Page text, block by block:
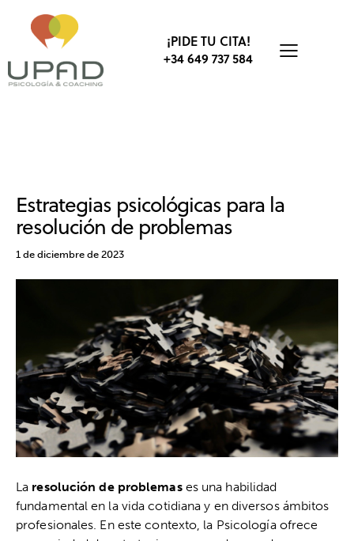
¡PIDE TU CITA!
+34 649 737 584
Estrategias psicológicas para la
resolución de problemas
1 de diciembre de 2023
La resolución de problemases una habilidad
fundamental en la vida cotidiana y en diversos ámbitos
profesionales. En este contexto, la Psicología ofrece